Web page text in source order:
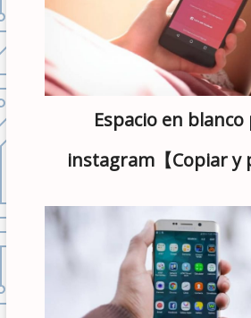
Espacio en blanco para
instagram【Copiar y